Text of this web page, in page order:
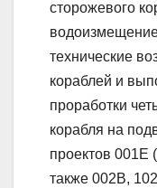
сторожевого
технические
кораблей и
проработки
корабля на
проектов 001Е
также 002В,